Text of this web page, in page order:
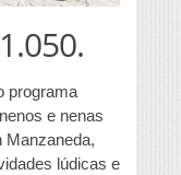
programa
e nenas
Manzaneda,
lúdicas e